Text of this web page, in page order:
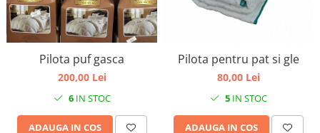
Pilota puf gasca
200,00 Lei
6IN STOC
ADAUGA IN COS
Pilota pentru pat si gle
80,00 Lei
5IN STOC
ADAUGA IN COS